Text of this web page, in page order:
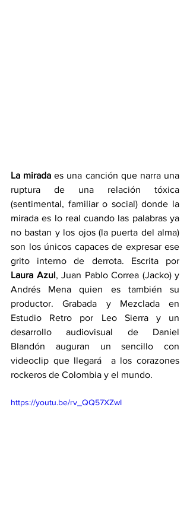
La mirada es una canción que narra una
ruptura de una relación tóxica
(sentimental, familiar o social) donde la
mirada es lo real cuando las palabras ya
no bastan y los ojos (la puerta del alma)
son los únicos capaces de expresar ese
Laura Azul, Juan Pablo Correa (Jacko) y
Andrés Mena quien es también su
productor. Grabada y Mezclada en
Estudio Retro por Leo Sierra y un
desarrollo audiovisual de Daniel
Blandón auguran un sencillo con
videoclip que llegará  a los corazones
rockeros de Colombia y el mundo.
https://youtu.be/rv_QQ57XZwI